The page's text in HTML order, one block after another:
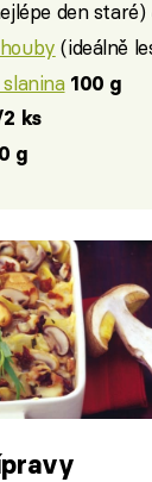
den staré)
(ideálně
100 g
ks
g